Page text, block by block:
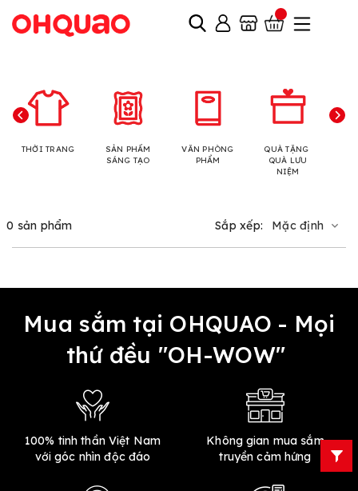
THỜI TRANG
SẢN PHẨM
SÁNG TẠO
VĂN PHÒNG
PHẨM
QUÀ TẶNG
QUÀ LƯU
NIỆM
0 sản phẩm Sắp xếp: Mặc định
Mua sắm tại OHQUAO - Mọi
thứ đều "OH-WOW"
100% tinh thần Việt Nam
với góc nhìn độc đáo
Không gian mua sắm
truyền cảm hứng